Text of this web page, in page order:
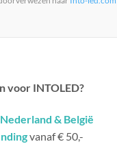
voor INTOLED?
Nederland & België
vanaf € 50,-